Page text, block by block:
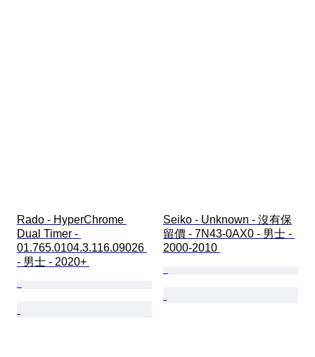
Rado - HyperChrome
Dual Timer -
01.765.0104.3.116.09026
- 男士 - 2020+
Seiko - Unknown - 沒有保
留價 - 7N43-0AX0 - 男士 -
2000-2010